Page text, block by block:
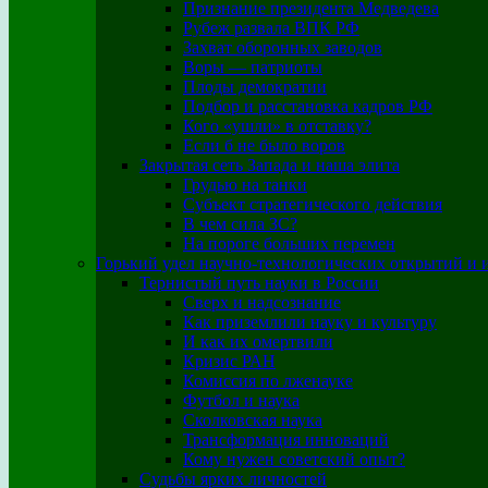
Признание президента Медведева
Рубеж развала ВПК РФ
Захват оборонных заводов
Воры — патриоты
Плоды демократии
Подбор и расстановка кадров РФ
Кого «ушли» в отставку?
Если б не было воров
Закрытая сеть Запада и наша элита
Грудью на танки
Субъект стратегического действия
В чем сила ЗС?
На пороге больших перемен
Горький удел научно-технологических открытий и
Тернистый путь науки в России
Сверх и надсознание
Как приземлили науку и культуру
И как их омертвили
Кризис РАН
Комиссия по лженауке
Футбол и наука
Сколковская наука
Трансформация инноваций
Кому нужен советский опыт?
Судьбы ярких личностей